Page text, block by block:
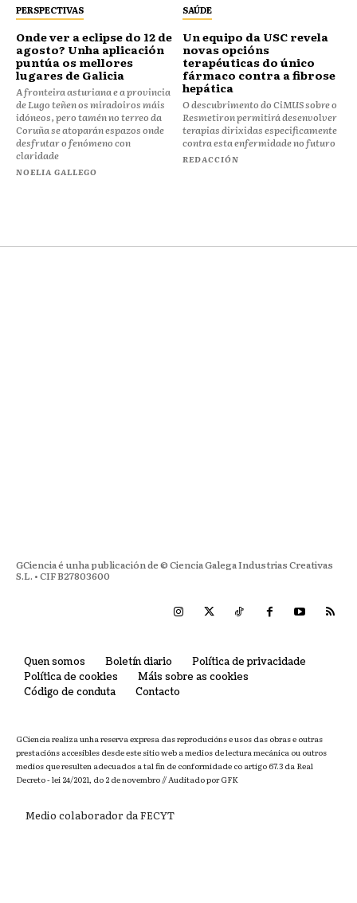
PERSPECTIVAS
Onde ver a eclipse do 12 de
agosto? Unha aplicación
puntúa os mellores
lugares de Galicia
A fronteira asturiana e a provincia
de Lugo teñen os miradoiros máis
idóneos, pero tamén no terreo da
Coruña se atoparán espazos onde
desfrutar o fenómeno con
claridade
NOELIA GALLEGO
SAÚDE
Un equipo da USC revela
novas opcións
terapéuticas do único
fármaco contra a fibrose
hepática
O descubrimento do CiMUS sobre o
Resmetiron permitirá desenvolver
terapias dirixidas especificamente
contra esta enfermidade no futuro
REDACCIÓN
GCiencia é unha publicación de © Ciencia Galega Industrias Creativas
S.L. • CIF B27803600
Quen somos Boletín diario
Política de privacidade
Política de cookies
Máis sobre as cookies
Código de conduta
Contacto
GCiencia realiza unha reserva expresa das reproducións e usos das obras e outras
prestacións accesibles desde este sitio web a medios de lectura mecánica ou outros
medios que resulten adecuados a tal fin de conformidade co artigo 67.3 da Real
Decreto - lei 24/2021, do 2 de novembro // Auditado por GFK
Medio colaborador da FECYT